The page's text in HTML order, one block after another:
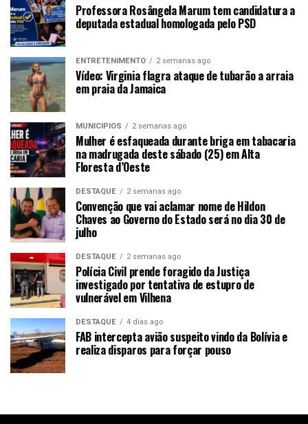
Professora Rosângela Marum tem candidatura a
deputada estadual homologada pelo PSD
ENTRETENIMENTO 2 semanas ago
Vídeo: Virginia flagra ataque de tubarão a arraia
em praia da Jamaica
MUNICÍPIOS 2 semanas ago
Mulher é esfaqueada durante briga em tabacaria
na madrugada deste sábado (25) em Alta
Floresta d’Oeste
DESTAQUE 2 semanas ago
Convenção que vai aclamar nome de Hildon
Chaves ao Governo do Estado será no dia 30 de
julho
DESTAQUE 2 semanas ago
Polícia Civil prende foragido da Justiça
investigado por tentativa de estupro de
vulnerável em Vilhena
DESTAQUE 4 dias ago
FAB intercepta avião suspeito vindo da Bolívia e
realiza disparos para forçar pouso